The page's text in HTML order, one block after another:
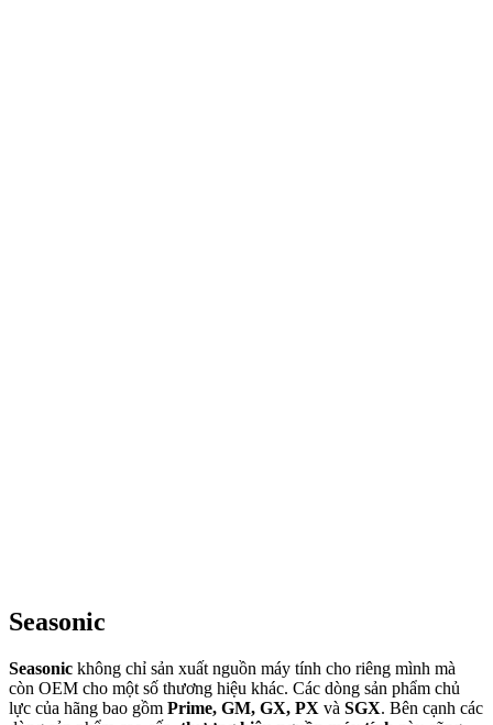
Seasonic
Seasonic không chỉ sản xuất nguồn máy tính cho riêng mình mà
còn OEM cho một số thương hiệu khác. Các dòng sản phẩm chủ
lực của hãng bao gồm Prime, GM, GX, PX và SGX. Bên cạnh các